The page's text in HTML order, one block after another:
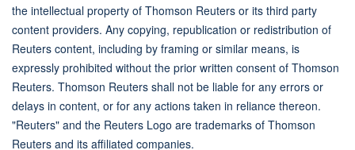
the intellectual property of Thomson Reuters or its third party
content providers. Any copying, republication or redistribution of
Reuters content, including by framing or similar means, is
expressly prohibited without the prior written consent of Thomson
Reuters. Thomson Reuters shall not be liable for any errors or
delays in content, or for any actions taken in reliance thereon.
"Reuters" and the Reuters Logo are trademarks of Thomson
Reuters and its affiliated companies.